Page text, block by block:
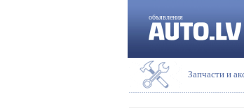
объявления
Запчасти и